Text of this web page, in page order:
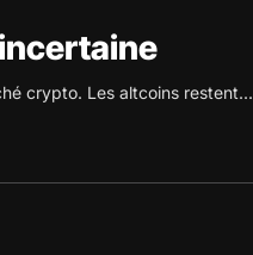
crypto. Les altcoins restent...